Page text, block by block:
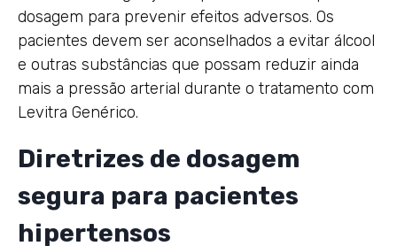
dosagem para prevenir efeitos adversos. Os
pacientes devem ser aconselhados a evitar álcool
e outras substâncias que possam reduzir ainda
mais a pressão arterial durante o tratamento com
Levitra Genérico.
Diretrizes de dosagem
segura para pacientes
hipertensos